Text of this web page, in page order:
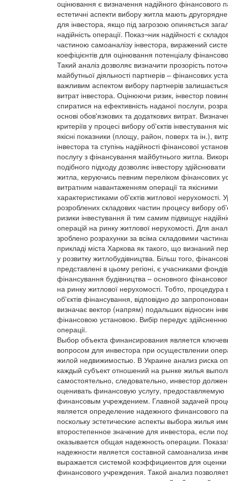
оцінювання є визначення надійного фінансового
естетичні аспекти вибору житла мають
для інвестора, якщо під загрозою опиняється
надійність операції. Показ¬ник надійності є
частиною самоаналізу інвестора, виражений
коефіцієнтів для оцінювання потенціалу
Такий аналіз дозволяє визначити прозорість
майбутньої діяльності партнерів – фінансових
важливим аспектом вибору партнерів
витрат інвестора. Оцінюючи ризик, інвестор
спиратися на ефективність наданої послуги,
основі обов'язкових та додаткових витрат.
критеріїв у процесі вибору об'єктів інвестування
якісні показники (площу, район, поверх та ін.),
інвестора та ступінь надійності фінансової
послугу з фінансування майбутнього житла.
подібного підходу дозволяє інвестору здійснювати
житла, керуючись певним переліком фінансових
витратним навантаженням операції та якісними
характеристиками об'єктів житлової нерухомості.
розроблених складових частин процесу вибору
ризики інвестування й тим самим підвищує
операцій на ринку житлової нерухомості. Для
зроблено розрахунки за всіма складовими
прикладі міста Харкова як такого, що визнаний
у розвитку житлобудівництва. Більш того,
представлені в цьому регіоні, є учасниками фондів
фінансування будівництва – основного
на ринку житлової нерухомості. Тобто, процедура
об'єктів фінансування, відповідно до
визначає вектор (напрям) подальших відносин
фінансовою установою. Вибір передує
операції.
Выбор объекта финансирования является
вопросом для инвестора при осуществлении
жилой недвижимостью. В Украине анализ риска
каждый субъект отношений на рынке жилья
самостоятельно, следовательно, инвестор
оценивать финансовую услугу, предоставляемую
финансовым учреждением. Главной задачей
является определение надежного финансового
поскольку эстетические аспекты выбора жилья
второстепенное значение для инвестора, если
оказывается общая надежность операции.
надежности является составной самоанализа
выражается системой коэффициентов для
финансового учреждения. Такой анализ позволяет